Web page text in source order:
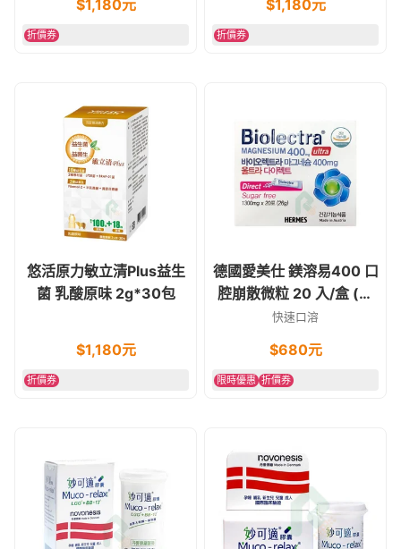
$1,180元
折價券
$1,180元
折價券
悠活原力敏立清Plus益生
菌 乳酸原味 2g*30包
$1,180元
折價券
德國愛美仕 鎂溶易400 口
腔崩散微粒 20 入/盒 (素
食可)
快速口溶
$680元
限時優惠 折價券